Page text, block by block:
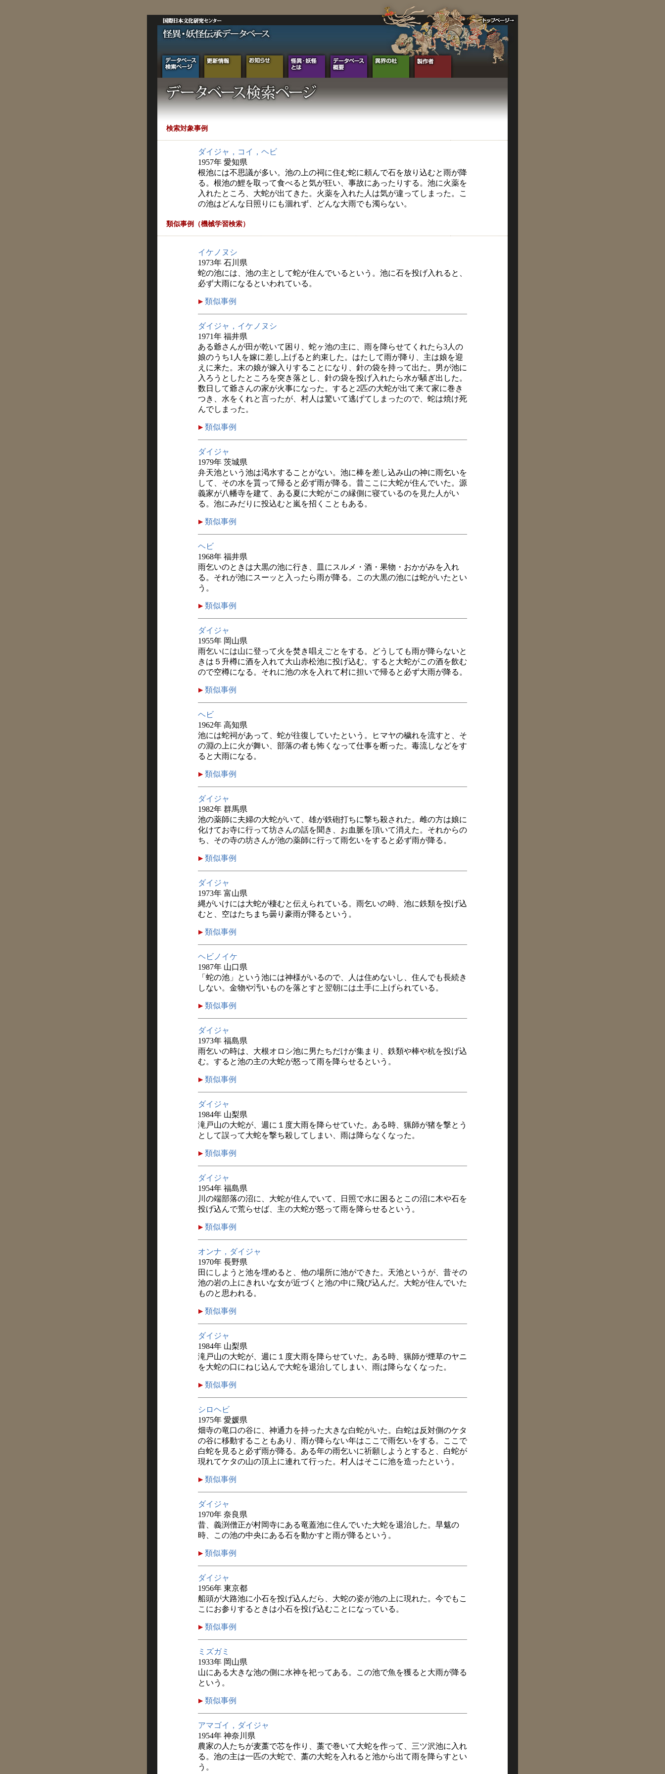
検索対象事例
ダイジャ，コイ，ヘビ
1957年 愛知県
根池には不思議が多い。池の上の祠に住む蛇に頼んで石を放り込むと雨が降
る。根池の鯉を取って食べると気が狂い、事故にあったりする。池に火薬を
入れたところ、大蛇が出てきた。火薬を入れた人は気が違ってしまった。こ
の池はどんな日照りにも涸れず、どんな大雨でも濁らない。
類似事例（機械学習検索）
イケノヌシ
1973年 石川県
蛇の池には、池の主として蛇が住んでいるという。池に石を投げ入れると、
必ず大雨になるといわれている。
類似事例
ダイジャ，イケノヌシ
1971年 福井県
ある爺さんが田が乾いて困り、蛇ヶ池の主に、雨を降らせてくれたら3人の
娘のうち1人を嫁に差し上げると約束した。はたして雨が降り、主は娘を迎
えに来た。末の娘が嫁入りすることになり、針の袋を持って出た。男が池に
入ろうとしたところを突き落とし、針の袋を投げ入れたら水が騒ぎ出した。
数日して爺さんの家が火事になった。すると2匹の大蛇が出て来て家に巻き
つき、水をくれと言ったが、村人は驚いて逃げてしまったので、蛇は焼け死
んでしまった。
類似事例
ダイジャ
1979年 茨城県
弁天池という池は渇水することがない。池に棒を差し込み山の神に雨乞いを
して、その水を貰って帰ると必ず雨が降る。昔ここに大蛇が住んでいた。源
義家が八幡寺を建て、ある夏に大蛇がこの縁側に寝ているのを見た人がい
る。池にみだりに投込むと嵐を招くこともある。
類似事例
ヘビ
1968年 福井県
雨乞いのときは大黒の池に行き、皿にスルメ・酒・果物・おかがみを入れ
る。それが池にスーッと入ったら雨が降る。この大黒の池には蛇がいたとい
う。
類似事例
ダイジャ
1955年 岡山県
雨乞いには山に登って火を焚き唱えごとをする。どうしても雨が降らないと
きは５升樽に酒を入れて大山赤松池に投げ込む。すると大蛇がこの酒を飲む
ので空樽になる。それに池の水を入れて村に担いで帰ると必ず大雨が降る。
類似事例
ヘビ
1962年 高知県
池には蛇祠があって、蛇が往復していたという。ヒマヤの穢れを流すと、そ
の淵の上に火が舞い、部落の者も怖くなって仕事を断った。毒流しなどをす
ると大雨になる。
類似事例
ダイジャ
1982年 群馬県
池の薬師に夫婦の大蛇がいて、雄が鉄砲打ちに撃ち殺された。雌の方は娘に
化けてお寺に行って坊さんの話を聞き、お血脈を頂いて消えた。それからの
ち、その寺の坊さんが池の薬師に行って雨乞いをすると必ず雨が降る。
類似事例
ダイジャ
1973年 富山県
縄がいけには大蛇が棲むと伝えられている。雨乞いの時、池に鉄類を投げ込
むと、空はたちまち曇り豪雨が降るという。
類似事例
ヘビノイケ
1987年 山口県
「蛇の池」という池には神様がいるので、人は住めないし、住んでも長続き
しない。金物や汚いものを落とすと翌朝には土手に上げられている。
類似事例
ダイジャ
1973年 福島県
雨乞いの時は、大根オロシ池に男たちだけが集まり、鉄類や棒や杭を投げ込
む。すると池の主の大蛇が怒って雨を降らせるという。
類似事例
ダイジャ
1984年 山梨県
滝戸山の大蛇が、週に１度大雨を降らせていた。ある時、猟師が猪を撃とう
として誤って大蛇を撃ち殺してしまい、雨は降らなくなった。
類似事例
ダイジャ
1954年 福島県
川の端部落の沼に、大蛇が住んでいて、日照で水に困るとこの沼に木や石を
投げ込んで荒らせば、主の大蛇が怒って雨を降らせるという。
類似事例
オンナ，ダイジャ
1970年 長野県
田にしようと池を埋めると、他の場所に池ができた。天池というが、昔その
池の岩の上にきれいな女が近づくと池の中に飛び込んだ。大蛇が住んでいた
ものと思われる。
類似事例
ダイジャ
1984年 山梨県
滝戸山の大蛇が、週に１度大雨を降らせていた。ある時、猟師が煙草のヤニ
を大蛇の口にねじ込んで大蛇を退治してしまい、雨は降らなくなった。
類似事例
シロヘビ
1975年 愛媛県
畑寺の竜口の谷に、神通力を持った大きな白蛇がいた。白蛇は反対側のケタ
の谷に移動することもあり、雨が降らない年はここで雨乞いをする。ここで
白蛇を見ると必ず雨が降る。ある年の雨乞いに祈願しようとすると、白蛇が
現れてケタの山の頂上に連れて行った。村人はそこに池を造ったという。
類似事例
ダイジャ
1970年 奈良県
昔、義渕僧正が村岡寺にある竜蓋池に住んでいた大蛇を退治した。旱魃の
時、この池の中央にある石を動かすと雨が降るという。
類似事例
ダイジャ
1956年 東京都
船頭が大路池に小石を投げ込んだら、大蛇の姿が池の上に現れた。今でもこ
こにお参りするときは小石を投げ込むことになっている。
類似事例
ミズガミ
1933年 岡山県
山にある大きな池の側に水神を祀ってある。この池で魚を獲ると大雨が降る
という。
類似事例
アマゴイ，ダイジャ
1954年 神奈川県
農家の人たちが麦藁で芯を作り、藁で巻いて大蛇を作って、三ツ沢池に入れ
る。池の主は一匹の大蛇で、藁の大蛇を入れると池から出て雨を降らすとい
う。